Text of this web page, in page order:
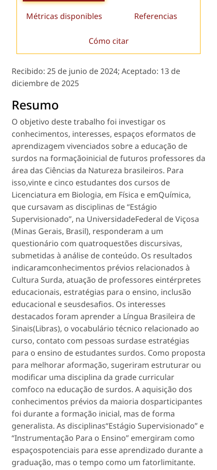
Métricas disponibles Referencias
Cómo citar
Recibido: 25 de junio de 2024; Aceptado: 13 de
diciembre de 2025
Resumo
O objetivo deste trabalho foi investigar os
conhecimentos, interesses, espaços eformatos de
aprendizagem vivenciados sobre a educação de
surdos na formaçãoinicial de futuros professores da
área das Ciências da Natureza brasileiros. Para
isso,vinte e cinco estudantes dos cursos de
Licenciatura em Biologia, em Física e emQuímica,
que cursavam as disciplinas de “Estágio
Supervisionado”, na UniversidadeFederal de Viçosa
(Minas Gerais, Brasil), responderam a um
questionário com quatroquestões discursivas,
submetidas à análise de conteúdo. Os resultados
indicaramconhecimentos prévios relacionados à
Cultura Surda, atuação de professores eintérpretes
educacionais, estratégias para o ensino, inclusão
educacional e seusdesafios. Os interesses
destacados foram aprender a Língua Brasileira de
Sinais(Libras), o vocabulário técnico relacionado ao
curso, contato com pessoas surdase estratégias
para o ensino de estudantes surdos. Como proposta
para melhorar aformação, sugeriram estruturar ou
modificar uma disciplina da grade curricular
comfoco na educação de surdos. A aquisição dos
conhecimentos prévios da maioria dosparticipantes
foi durante a formação inicial, mas de forma
generalista. As disciplinas“Estágio Supervisionado” e
“Instrumentação Para o Ensino” emergiram como
espaçospotenciais para esse aprendizado durante a
graduação, mas o tempo como um fatorlimitante.